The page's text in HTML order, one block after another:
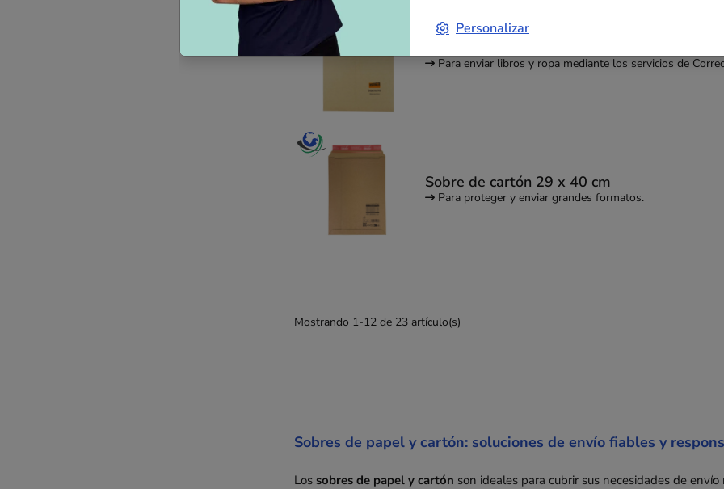
Para enviar libros y ropa mediante los servicios de
Sobre de cartón 29 x 40 cm
Para proteger y enviar grandes formatos.
Mostrando 1-12 de 23 artículo(s)
Sobres de papel y cartón: soluciones de envío fiables y
Los sobres de papel y cartón son ideales para cubrir sus necesidades de
Personalizar